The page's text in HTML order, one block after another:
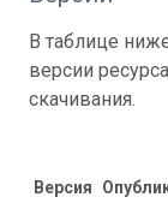
В таблице
версии
скачивания.
Версия